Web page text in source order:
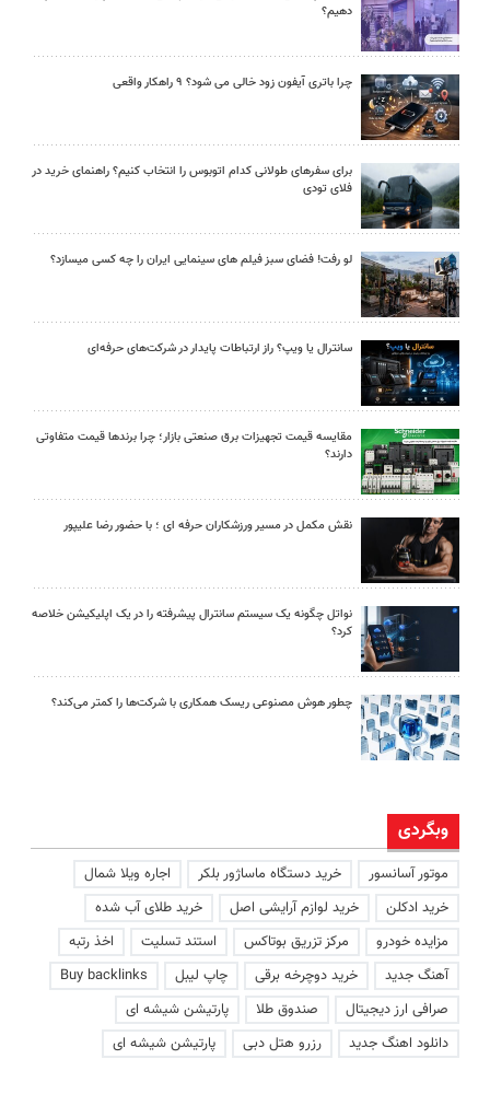
دهیم؟
چرا باتری آیفون زود خالی می شود؟ ۹ راهکار واقعی
برای سفرهای طولانی کدام اتوبوس را انتخاب کنیم؟ راهنمای خرید در
فلای تودی
لو رفت! فضای سبز فیلم های سینمایی ایران را چه کسی میسازد؟
سانترال یا ویپ؟ راز ارتباطات پایدار در شرکت‌های حرفه‌ای
مقایسه قیمت تجهیزات برق صنعتی بازار؛ چرا برندها قیمت متفاوتی
دارند؟
نقش مکمل در مسیر ورزشکاران حرفه ای ؛ با حضور رضا علیپور
نواتل چگونه یک سیستم سانترال پیشرفته را در یک اپلیکیشن خلاصه
کرد؟
چطور هوش مصنوعی ریسک همکاری با شرکت‌ها را کمتر می‌کند؟
وبگردی
موتور آسانسور خرید دستگاه ماساژور بلکر
اجاره ویلا شمال
خرید ادکلن
خرید لوازم آرایشی اصل
خرید طلای آب شده
مزایده خودرو
مرکز تزریق بوتاکس استند تسلیت
اخذ رتبه
آهنگ جدید
خرید دوچرخه برقی چاپ لیبل
Buy backlinks
صرافی ارز دیجیتال
صندوق طلا
پارتیشن شیشه ای
دانلود اهنگ جدید
رزرو هتل دبی پارتیشن شیشه ای